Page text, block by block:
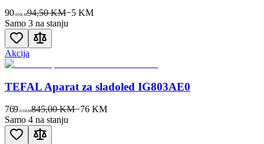
90 00KM94,50 KM−5KM
Samo 3 na stanju
Akcija
TEFAL Aparat za sladoled IG803AE0
769 00KM845,00 KM−76 KM
Samo 4 na stanju